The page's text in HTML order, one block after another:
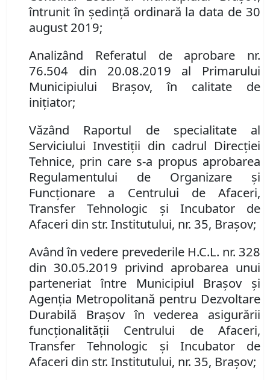
întrunit în ședință ordinară la data de 30
august 2019;
Analizând Referatul de aprobare nr.
76.504 din 20.08.2019 al Primarului
Municipiului Brașov, în calitate de
inițiator;
Văzând Raportul de specialitate al
Serviciului Investiții din cadrul Direcției
Tehnice, prin care s-a propus aprobarea
Regulamentului de Organizare şi
Funcţionare a Centrului de Afaceri,
Transfer Tehnologic şi Incubator de
Afaceri din str. Institutului, nr. 35, Braşov;
Având în vedere prevederile H.C.L. nr. 328
din 30.05.2019 privind aprobarea unui
parteneriat între Municipiul Braşov şi
Agenția Metropolitană pentru Dezvoltare
Durabilă Brașovîn vederea asigurării
funcţionalităţii Centrului de Afaceri,
Transfer Tehnologic şi Incubator de
Afaceri din str. Institutului, nr. 35, Braşov;